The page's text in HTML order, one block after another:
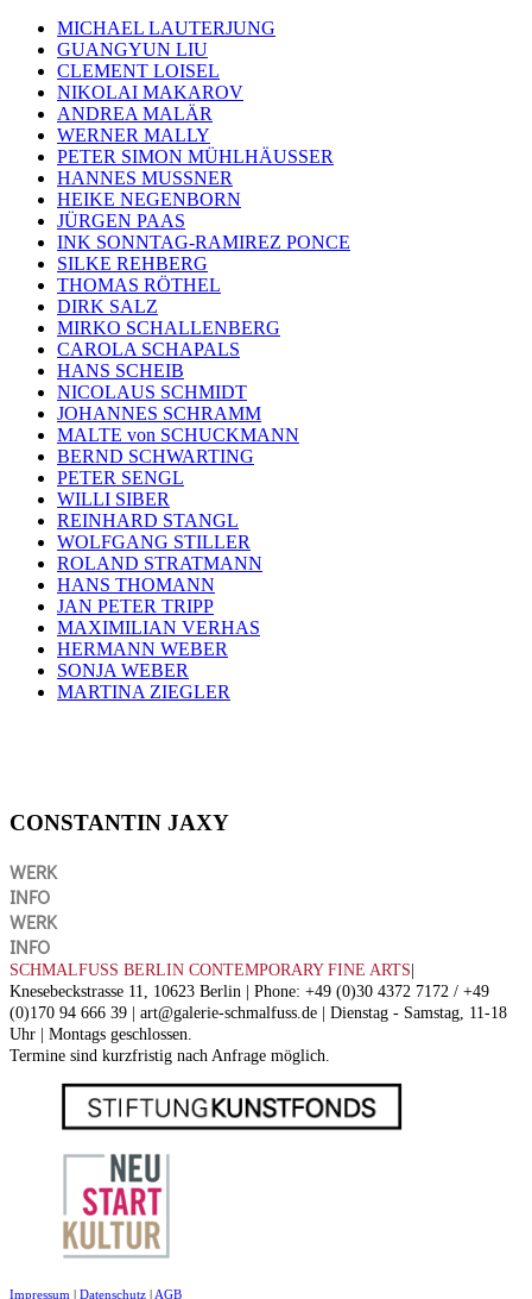
MICHAEL LAUTERJUNG
GUANGYUN LIU
CLEMENT LOISEL
NIKOLAI MAKAROV
ANDREA MALÄR
WERNER MALLY
PETER SIMON MÜHLHÄUSSER
HANNES MUSSNER
HEIKE NEGENBORN
JÜRGEN PAAS
INK SONNTAG-RAMIREZ PONCE
SILKE REHBERG
THOMAS RÖTHEL
DIRK SALZ
MIRKO SCHALLENBERG
CAROLA SCHAPALS
HANS SCHEIB
NICOLAUS SCHMIDT
JOHANNES SCHRAMM
MALTE von SCHUCKMANN
BERND SCHWARTING
PETER SENGL
WILLI SIBER
REINHARD STANGL
WOLFGANG STILLER
ROLAND STRATMANN
HANS THOMANN
JAN PETER TRIPP
MAXIMILIAN VERHAS
HERMANN WEBER
SONJA WEBER
MARTINA ZIEGLER
CONSTANTIN JAXY
WERK
INFO
WERK
INFO
SCHMALFUSS BERLIN CONTEMPORARY FINE ARTS
Knesebeckstrasse 11, 10623 Berlin | Phone: +49 (0)30 4372 7172 / +49
(0)170 94 666 39 | art@galerie-schmalfuss.de | Dienstag - Samstag, 11-18
Uhr | Montags geschlossen.
Termine sind kurzfristig nach Anfrage möglich.
Impressum | Datenschutz | AGB